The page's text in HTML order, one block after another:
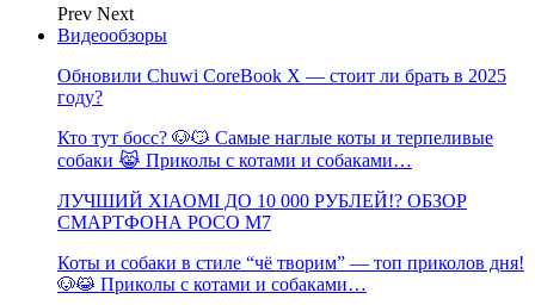
Prev Next
Видеообзоры
Обновили Chuwi CoreBook X — стоит ли брать в 2025
году?
Кто тут босс? 🐶😼 Самые наглые коты и терпеливые
собаки 😹 Приколы с котами и собаками…
ЛУЧШИЙ XIAOMI ДО 10 000 РУБЛЕЙ!? ОБЗОР
СМАРТФОНА POCO M7
Коты и собаки в стиле “чё творим” — топ приколов дня!
🐶😹 Приколы с котами и собаками…